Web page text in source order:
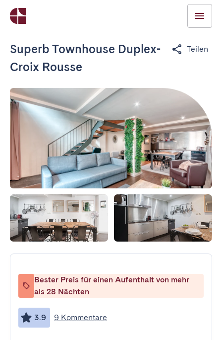
Superb Townhouse Duplex-
Croix Rousse
Teilen
Bester Preis für einen Aufenthalt von mehr
als 28 Nächten
3.9 9 Kommentare